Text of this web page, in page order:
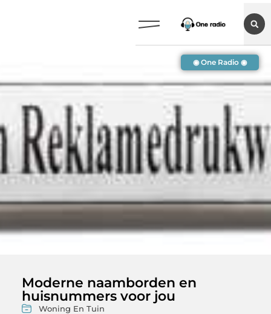
Moderne naamborden en
huisnummers voor jou
Woning En Tuin
◉ One Radio ◉